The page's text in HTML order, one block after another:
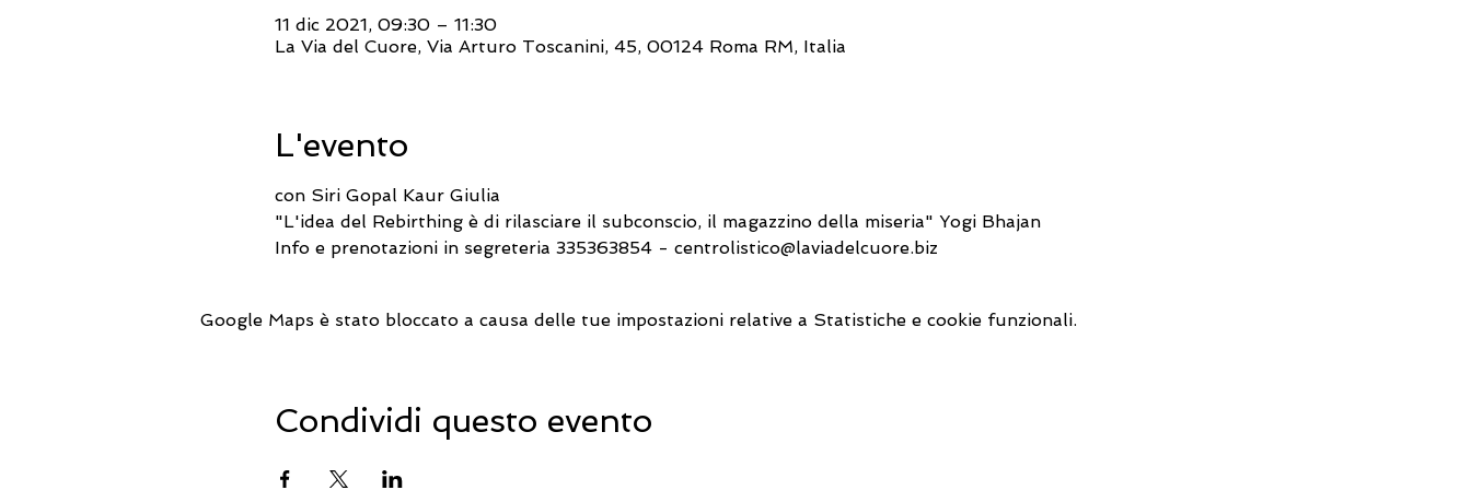
11 dic 2021, 09:30 – 11:30
La Via del Cuore, Via Arturo Toscanini, 45, 00124 Roma RM, Italia
L'evento
con Siri Gopal Kaur Giulia
"L'idea del Rebirthing è di rilasciare il subconscio, il magazzino della miseria" Yogi Bhajan
Info e prenotazioni in segreteria 335363854 - centrolistico@laviadelcuore.biz
Google Maps è stato bloccato a causa delle tue impostazioni relative a Statistiche e cookie funzionali.
Condividi questo evento